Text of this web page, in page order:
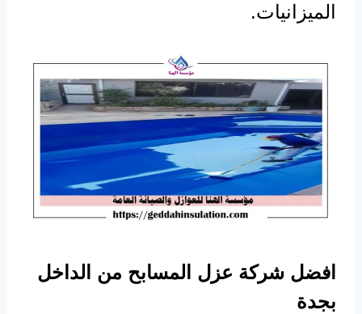
الميزانيات.
افضل شركة عزل المسابح من الداخل
بجدة